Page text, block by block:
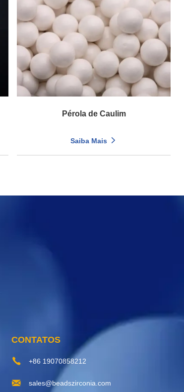
Pérola de Caulim
Saiba Mais
CONTATOS
+86 19070858212
sales@beadszirconia.com